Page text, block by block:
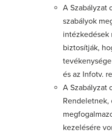
A Szabályzat
szabályok
intézkedések
biztosítják,
és az Infotv.
A Szabályzat
Rendeletnek,
kezelésére